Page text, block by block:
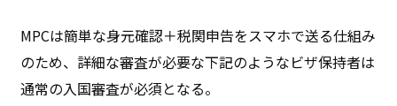
MPCは簡単な身元確認＋税関申告をスマホで送る仕組み
のため、詳細な審査が必要な下記のようなビザ保持者は
通常の入国審査が必須となる。